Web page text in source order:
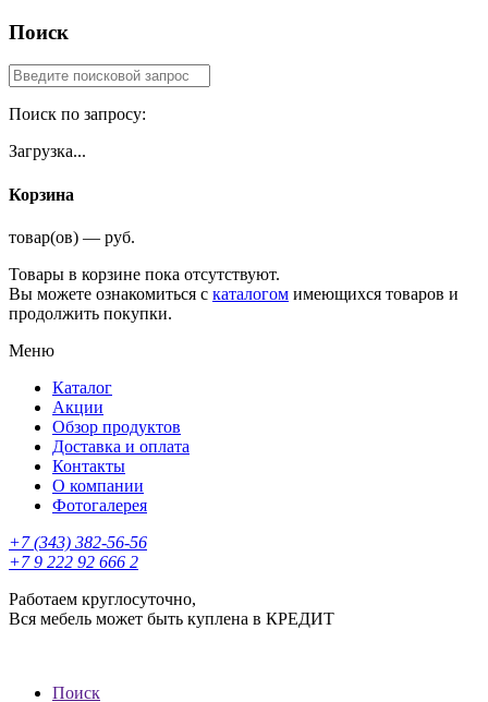
Поиск
Поиск по запросу:
Загрузка...
Корзина
товар(ов) — руб.
Товары в корзине пока отсутствуют.
Вы можете ознакомиться с каталогом имеющихся товаров и
продолжить покупки.
Меню
Каталог
Акции
Обзор продуктов
Доставка и оплата
Контакты
О компании
Фотогалерея
+7 (343) 382-56-56
+7 9 222 92 666 2
Работаем круглосуточно,
Вся мебель может быть куплена в КРЕДИТ
Поиск